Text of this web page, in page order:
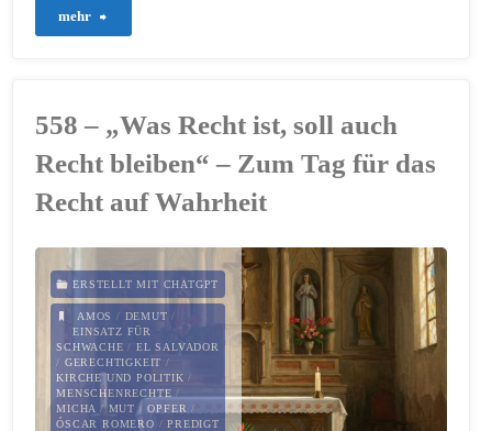
mehr
der
Sklaverei
–
ein
558 – „Was Recht ist, soll auch
Recht bleiben“ – Zum Tag für das
Recht auf Wahrheit
ERSTELLT MIT CHATGPT
AMOS / DEMUT /
EINSATZ FÜR
SCHWACHE / EL SALVADOR
/ GERECHTIGKEIT /
KIRCHE UND POLITIK /
MENSCHENRECHTE /
MICHA /MUT /OPFER /
ÓSCAR ROMERO /PREDIGT